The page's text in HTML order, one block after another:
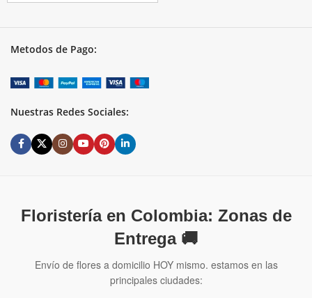
Metodos de Pago:
Nuestras Redes Sociales:
Floristería en Colombia: Zonas de
Entrega 🚚
Envío de flores a domicilio HOY mismo. estamos en las
principales ciudades: